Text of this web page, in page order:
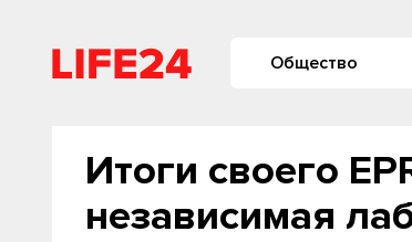
Общество
Итоги своего
независимая